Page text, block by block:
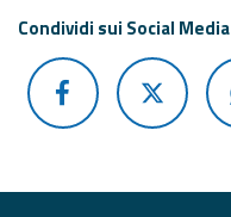
Condividi sui Social Media